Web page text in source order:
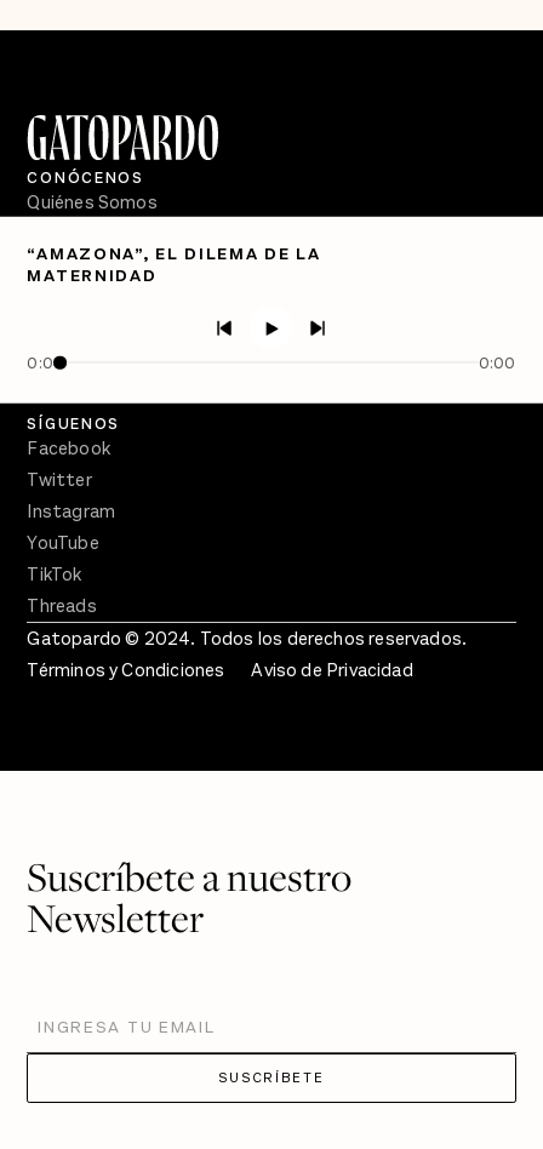
“AMAZONA”, EL DILEMA DE LA
MATERNIDAD
0:00 0:00
CONÓCENOS
Quiénes Somos
PÓDCASTS
Crecer en Distopía
SÍGUENOS
Facebook
Twitter
Instagram
YouTube
TikTok
Threads
Gatopardo © 2024. Todos los derechos reservados.
Términos y Condiciones
Aviso de Privacidad
Suscríbete a nuestro
Newsletter